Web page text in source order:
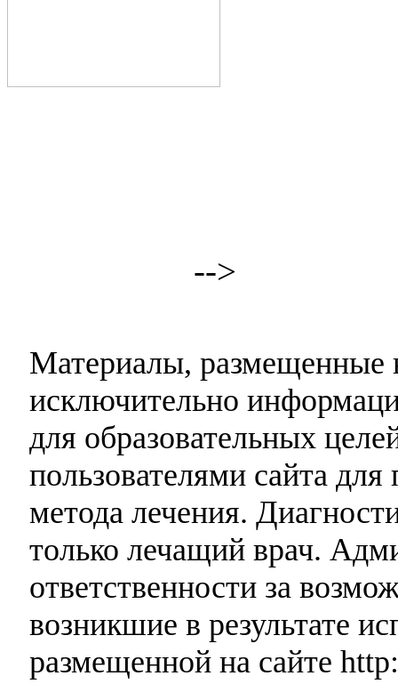
-->
Материалы, размещенные
исключительно
для образовательных
пользователями сайта
метода лечения.
только лечащий врач.
ответственности за
возникшие в результате
размещенной на сайте